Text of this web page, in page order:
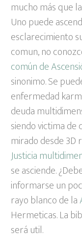
mucho más que
Uno puede
esclarecimiento
comun, no
común de
sinonimo. Se
enfermedad
deuda
siendo victima
mirado desde
Justicia
se asciende.
informarse un
rayo blanco de la
Hermeticas. La
será util.